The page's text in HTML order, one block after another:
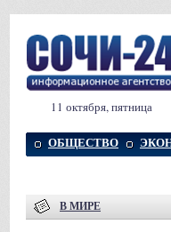
11 октября, пятница
ОБЩЕСТВО
В МИРЕ